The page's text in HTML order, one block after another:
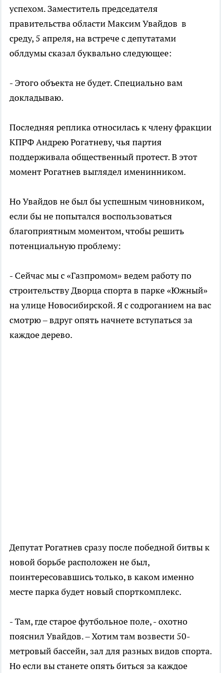
успехом. Заместитель председателя
правительства области Максим Увайдов в
среду, 5 апреля, на встрече с депутатами
облдумы сказал буквально следующее:
- Этого объекта не будет. Специально вам
докладываю.
Последняя реплика относилась к члену фракции
КПРФ Андрею Рогатневу, чья партия
поддерживала общественный протест. В этот
момент Рогатнев выглядел именинником.
Но Увайдов не был бы успешным чиновником,
если бы не попытался воспользоваться
благоприятным моментом, чтобы решить
потенциальную проблему:
- Сейчас мы с «Газпромом» ведем работу по
строительству Дворца спорта в парке «Южный»
на улице Новосибирской. Я с содроганием на вас
смотрю – вдруг опять начнете вступаться за
каждое дерево.
Депутат Рогатнев сразу после победной битвы к
новой борьбе расположен не был,
поинтересовавшись только, в каком именно
месте парка будет новый спорткомплекс.
- Там, где старое футбольное поле, - охотно
пояснил Увайдов. – Хотим там возвести 50-
метровый бассейн, зал для разных видов спорта.
Но если вы станете опять биться за каждое